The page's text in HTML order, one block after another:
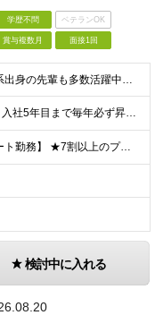
学歴不問 ベテランOK
賞与複数月 面接1回
＼未経験大歓迎！文系出身の先輩も多数活躍中／ ◆PCスキルに自信のない方も歓迎 ◆完全未経験OK ◆社会人デビューもOK ◆学歴不問 「働きながら少しずつ専門スキルを身につけたい」という意欲重視の採
＼平均年収517万円！入社5年目まで毎年必ず昇給／ ■賞与年3回 ■年収800万円以上も可 ■入社3年以上の平均年収469.2万円 月給23万2000円以上＋賞与年3回＋各種手当 ☆入社5年目まで最
【研修中はフルリモート勤務】 ★7割以上のプロジェクトでリモートワークを導入 ★一都三県のプロジェクト先 ★転居を伴う転勤なし ＜プロジェクト先＞ 東京・神奈川・千葉・埼玉でのプロジェクト先にて勤務
検討中に入れる